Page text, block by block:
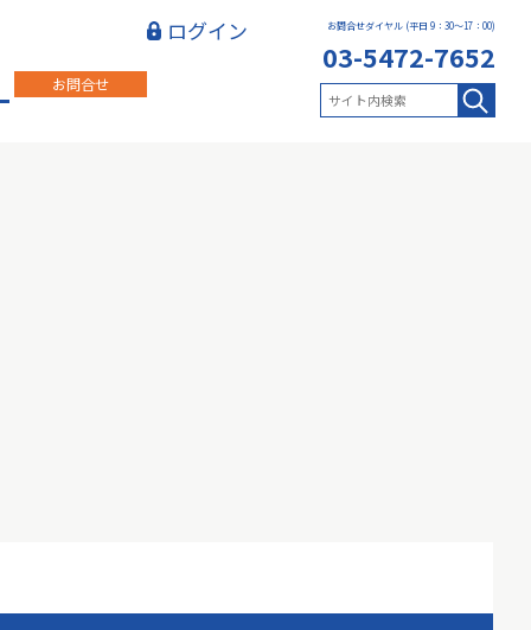
お問合せ
お問合せダイヤル (平日 9：30～17：00)
03-5472-7652
ログイン